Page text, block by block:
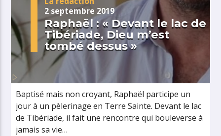
2 septembre 2019
Raphaël : « Devant le lac de
Tibériade, Dieu m’est
tombé dessus »
Baptisé mais non croyant, Raphaël participe un
jour à un pèlerinage en Terre Sainte. Devant le lac
de Tibériade, il fait une rencontre qui bouleverse à
jamais sa vie…